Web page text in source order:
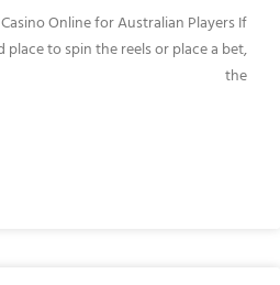
Online for Australian Players If
to spin the reels or place a bet,
the